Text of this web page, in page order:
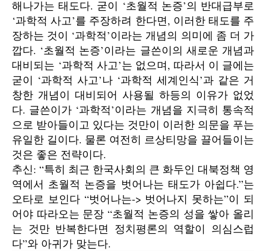
해나가는 태도다. 굳이 ‘초월적 논증’의 반대급부로
‘과학적 사고’를 주장하려 한다면, 이러한 태도를 주
장하는 것이 ‘과학적’이라는 개념의 의미에 좀 더 가
깝다. ‘초월적 논증’이라는 글쓴이의 새로운 개념과
대비되는 ‘과학적 사고’는 없으며, 따라서 이 글에는
굳이 ‘과학적 사고’나 ‘과학적 세계인식’과 같은 거
창한 개념이 대비되어 사용될 하등의 이유가 없었
다. 글쓴이가 ‘과학적’이라는 개념을 지극히 통속적
으로 받아들이고 있다는 것만이 이러한 의문을 푸는
유일한 길이다. 물론 여전히 르상티망을 끌어들이는
것은 좋은 전략이다.
추신: “특히 최근 한국사회의 큰 화두인 대북정책 영
역에서 초월적 논증을 벗어나는 태도가 아쉽다.”는
오타로 보인다 “벗어나는-> 벗어나지 못하는”이 되
어야 따라오는 문장 “초월적 논증의 성을 쌓아 올리
는 것만 반복한다면 정치평론의 역할이 의심스럽
다”와 아귀가 맞는다.